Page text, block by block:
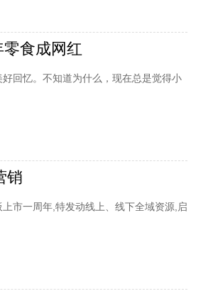
食成网红
回忆。不知道为什么，现在总是觉得小
销
市一周年,特发动线上、线下全域资源,启